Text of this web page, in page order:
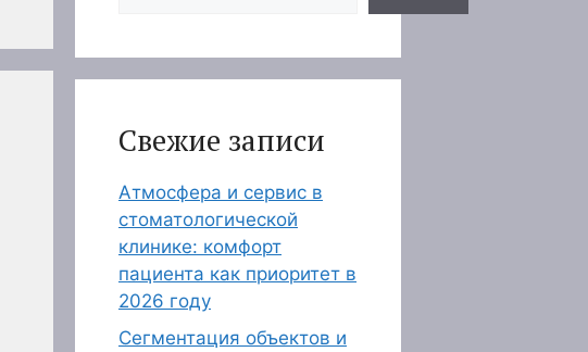
Свежие записи
Атмосфера и сервис в
стоматологической
клинике: комфорт
пациента как приоритет в
2026 году
Сегментация объектов и